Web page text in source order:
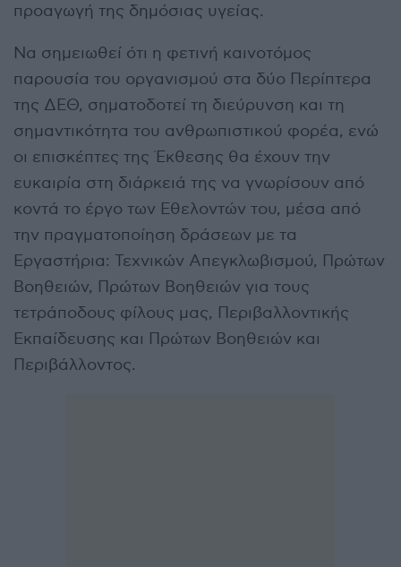
προαγωγή της δημόσιας υγείας.
Να σημειωθεί ότι η φετινή καινοτόμος
παρουσία του οργανισμού στα δύο Περίπτερα
της ΔΕΘ, σηματοδοτεί τη διεύρυνση και τη
σημαντικότητα του ανθρωπιστικού φορέα, ενώ
οι επισκέπτες της Έκθεσης θα έχουν την
ευκαιρία στη διάρκειά της να γνωρίσουν από
κοντά το έργο των Εθελοντών του, μέσα από
την πραγματοποίηση δράσεων με τα
Εργαστήρια: Τεχνικών Απεγκλωβισμού, Πρώτων
Βοηθειών, Πρώτων Βοηθειών για τους
τετράποδους φίλους μας, Περιβαλλοντικής
Εκπαίδευσης και Πρώτων Βοηθειών και
Περιβάλλοντος.